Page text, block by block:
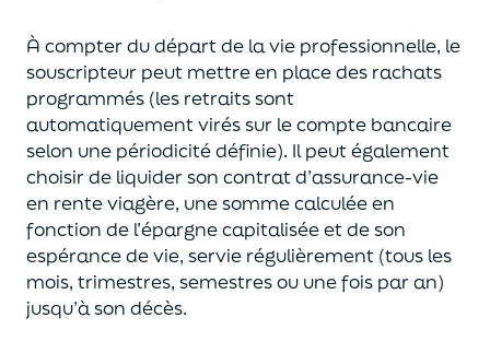
À compter du départ de la vie professionnelle, le
souscripteur peut mettre en place des rachats
programmés (les retraits sont
automatiquement virés sur le compte bancaire
selon une périodicité définie). Il peut également
choisirde liquider son contrat d’assurance-vie
en rente viagère, une somme calculée en
fonction de l’épargne capitalisée et deson
espérance de vie, servie régulièrement (tous les
mois, trimestres, semestres ou une fois par an)
jusqu’à son décès.